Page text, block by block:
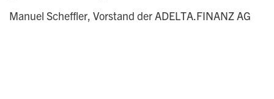
Manuel Scheffler, Vorstand der ADELTA.FINANZ AG